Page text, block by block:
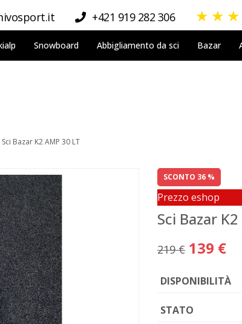
+421 919 282 306 ★ ★ ★
Snowboard Abbigliamento da sci Bazar
Sci Bazar K2 AMP 30 LT
SCONTO 36 %
Prezzo eshop
Sci Bazar
219 € 139 €
DISPONIBILITÀ
STATO